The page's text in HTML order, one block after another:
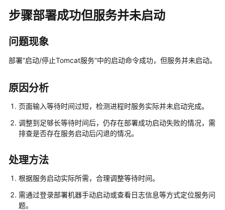
动
态
产
品
介
速
入
门
用
指
南
步骤部署成功但服务并未启动
问题现象
部署“启动/停止Tomcat服务”中的启动命令成功，但服务并未启动。
原因分析
页面输入等待时间过短，检测进程时服务实际并未启动完成。
调整到足够长等待时间后，仍存在部署成功启动失败的情况，需
排查是否存在服务启动后闪退的情况。
处理方法
根据服务启动实际所需，合理调整等待时间。
需通过登录部署机器手动启动或查看日志信息等方式定位服务问
题。